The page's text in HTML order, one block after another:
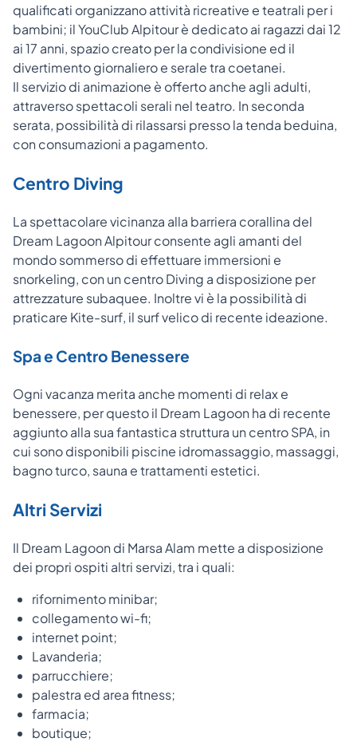
qualificati organizzano attività ricreative e teatrali per i
bambini; il YouClub Alpitour è dedicato ai ragazzi dai 12
ai 17 anni, spazio creato per la condivisione ed il
divertimento giornaliero e serale tra coetanei.
Il servizio di animazione è offerto anche agli adulti,
attraverso spettacoli serali nel teatro. In seconda
serata, possibilità di rilassarsi presso la tenda beduina,
con consumazioni a pagamento.
Centro Diving
La spettacolare vicinanza alla barriera corallina del
Dream Lagoon Alpitour consente agli amanti del
mondo sommerso di effettuare immersioni e
snorkeling, con un centro Diving a disposizione per
attrezzature subaquee. Inoltre vi è la possibilità di
praticare Kite-surf, il surf velico di recente ideazione.
Spa e Centro Benessere
Ogni vacanza merita anche momenti di relax e
benessere, per questo il Dream Lagoon ha di recente
aggiunto alla sua fantastica struttura un centro SPA, in
cui sono disponibili piscine idromassaggio, massaggi,
bagno turco, sauna e trattamenti estetici.
Altri Servizi
Il Dream Lagoon di Marsa Alam mette a disposizione
dei propri ospiti altri servizi, tra i quali:
rifornimento minibar;
collegamento wi-fi;
internet point;
Lavanderia;
parrucchiere;
palestra ed area fitness;
farmacia;
boutique;